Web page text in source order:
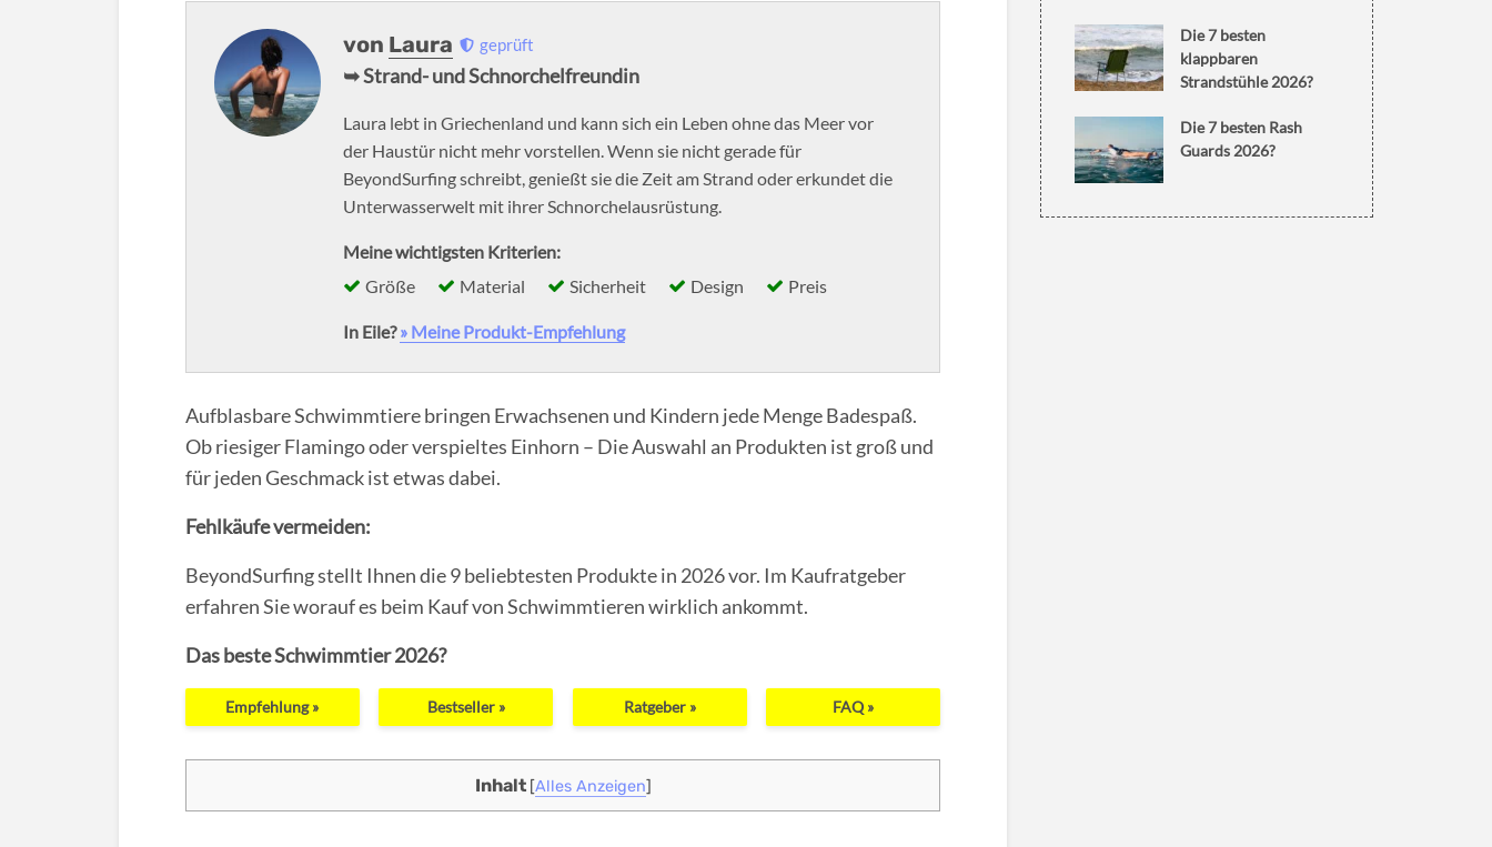
von Laura geprüft
➥ Strand- und Schnorchelfreundin
Laura lebt in Griechenland und kann sich ein Leben ohne das Meer vor
der Haustür nicht mehr vorstellen. Wenn sie nicht gerade für
BeyondSurfing schreibt, genießt sie die Zeit am Strand oder erkundet die
Unterwasserwelt mit ihrer Schnorchelausrüstung.
Meine wichtigsten Kriterien:
Größe
Material Sicherheit Design Preis
In Eile?» Meine Produkt-Empfehlung
Aufblasbare Schwimmtiere bringen Erwachsenen und Kindern jede Menge Badespaß.
Ob riesiger Flamingo oder verspieltes Einhorn – Die Auswahl an Produkten ist groß und
für jeden Geschmack ist etwas dabei.
Fehlkäufe vermeiden:
BeyondSurfing stellt Ihnen die 9 beliebtesten Produkte in 2026 vor. Im Kaufratgeber
erfahren Sie worauf es beim Kauf von Schwimmtieren wirklich ankommt.
Das beste Schwimmtier 2026?
Empfehlung » Bestseller » Ratgeber » FAQ »
Inhalt [Alles Anzeigen]
Die 7 besten
klappbaren
Strandstühle 2026?
Die 7 besten Rash
Guards 2026?